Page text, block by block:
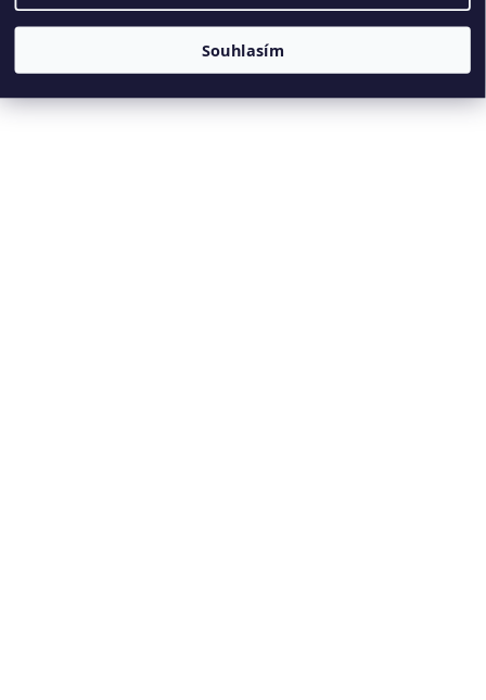
Souhlasím
Vytvořil Shoptet
Copyright 2026Ryneš Design. Všechna práva vyhrazena.